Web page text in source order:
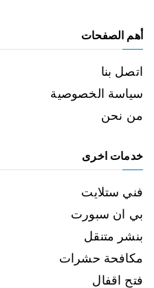
أهم الصفحات
اتصل بنا
سياسة الخصوصية
من نحن
خدمات اخرى
فني ستلايت
بي ان سبورت
بنشر متنقل
مكافحة حشرات
فتح اقفال